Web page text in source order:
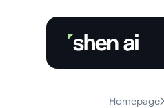
Homepage